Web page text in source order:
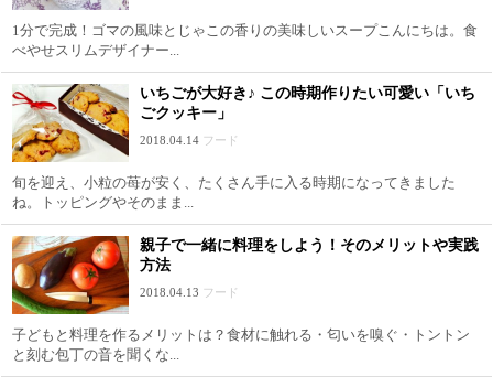
1分で完成！ゴマの風味とじゃこの香りの美味しいスープこんにちは。食
べやせスリムデザイナー...
いちごが大好き♪ この時期作りたい可愛い「いち
ごクッキー」
2018.04.14 フード
旬を迎え、小粒の苺が安く、たくさん手に入る時期になってきました
ね。トッピングやそのまま...
親子で一緒に料理をしよう！そのメリットや実践
方法
2018.04.13 フード
子どもと料理を作るメリットは？食材に触れる・匂いを嗅ぐ・トントン
と刻む包丁の音を聞くな...